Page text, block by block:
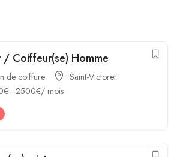
/ Coiffeur(se) Homme
de coiffure
Saint-Victoret
€ - 2500€/ mois